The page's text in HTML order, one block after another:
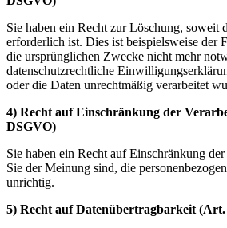
Sie haben ein Recht zur Löschung, soweit
erforderlich ist. Dies ist beispielsweise der
die ursprünglichen Zwecke nicht mehr
datenschutzrechtliche
oder die Daten unrechtmäßig verarbeitet
4) Recht auf Einschränkung der
DSGVO)
Sie haben ein Recht auf Einschränkung
Sie der Meinung sind, die
unrichtig.
5) Recht auf Datenübertragbarkeit